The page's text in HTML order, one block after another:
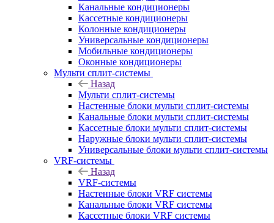
Канальные кондиционеры
Кассетные кондиционеры
Колонные кондиционеры
Универсальные кондиционеры
Мобильные кондиционеры
Оконные кондиционеры
Мульти сплит-системы
Назад
Мульти сплит-системы
Настенные блоки мульти сплит-системы
Канальные блоки мульти сплит-системы
Кассетные блоки мульти сплит-системы
Наружные блоки мульти сплит-системы
Универсальные блоки мульти сплит-системы
VRF-системы
Назад
VRF-системы
Настенные блоки VRF системы
Канальные блоки VRF системы
Кассетные блоки VRF системы